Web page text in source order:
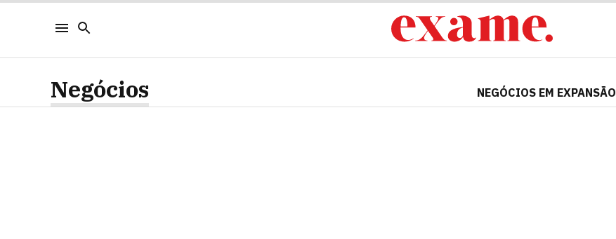
Negócios NEGÓCIOS EM EXPANSÃO